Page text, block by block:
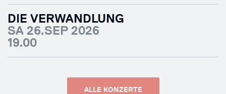
DIE VERWANDLUNG
SA 26.SEP 2026
19.00
ALLE KONZERTE